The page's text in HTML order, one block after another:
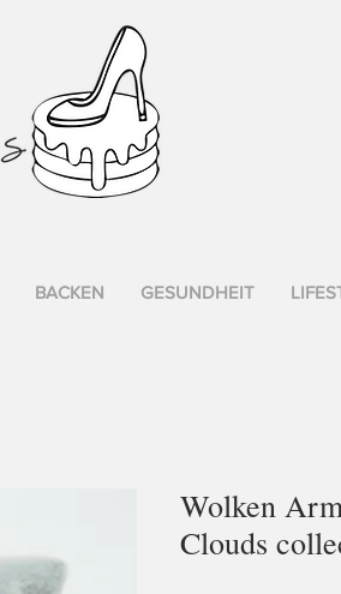
BACKEN GESUNDHEIT
Wolken
Clouds